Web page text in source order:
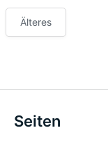
Älteres
Seiten